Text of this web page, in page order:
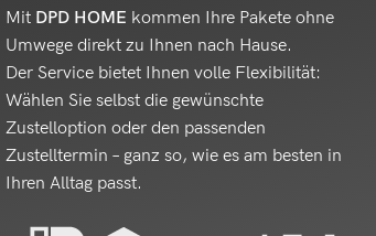
Mit DPD HOME kommen Ihre Pakete ohne
Umwege direkt zu Ihnen nach Hause.
Der Service bietet Ihnen volle Flexibilität:
Wählen Sie selbst die gewünschte
Zustelloption oder den passenden
Zustelltermin – ganz so, wie es am besten in
Ihren Alltag passt.